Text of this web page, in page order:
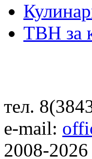
ТВН за
тел.
e-mail:
2008-